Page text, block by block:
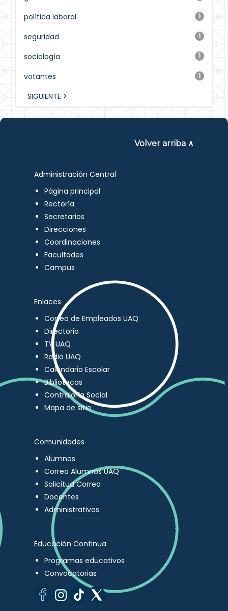
1
política laboral
1
seguridad
1
sociología
1
votantes
SIGUIENTE >
Volver arriba ∧
Administración Central
Página principal
Rectoría
Secretarios
Direcciones
Coordinaciones
Facultades
Campus
Enlaces
Correo de Empleados UAQ
Directorio
TV UAQ
Radio UAQ
Calendario Escolar
Bibliotecas
Contraloría Social
Mapa de sitio
Comunidades
Alumnos
Correo Alumnos UAQ
Solicitud Correo
Docentes
Administrativos
Educación Continua
Programas educativos
Convocatorias